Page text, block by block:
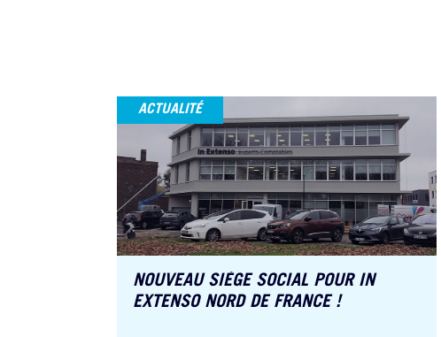
ACTUALITÉ
NOUVEAU SIÈGE SOCIAL POUR IN
EXTENSO NORD DE FRANCE !